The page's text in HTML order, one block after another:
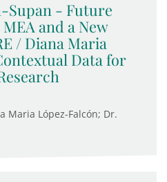
Supan - Future
and a New
/ Diana Maria
Data for
Maria López-Falcón; Dr.